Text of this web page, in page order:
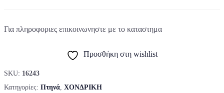
Για πληροφοριες επικοινωνηστε με το καταστημα
Προσθήκη στη wishlist
SKU: 16243
Κατηγορίες: Πτηνά, ΧΟΝΔΡΙΚΗ